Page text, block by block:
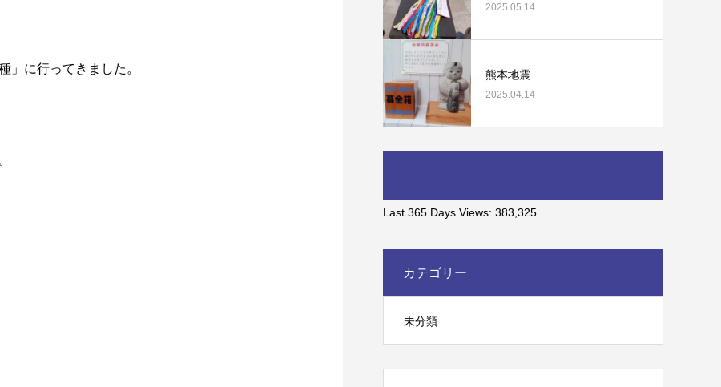
」に行ってきました。
2025.05.14
熊本地震
2025.04.14
Last 365 Days Views: 383,325
カテゴリー
未分類